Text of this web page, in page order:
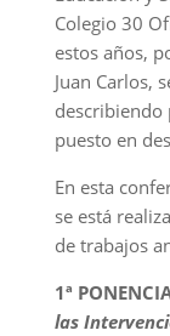
Colegio 30
estos años,
Juan Carlos,
describiendo
puesto en
En esta
se está
de trabajos
1ª
las